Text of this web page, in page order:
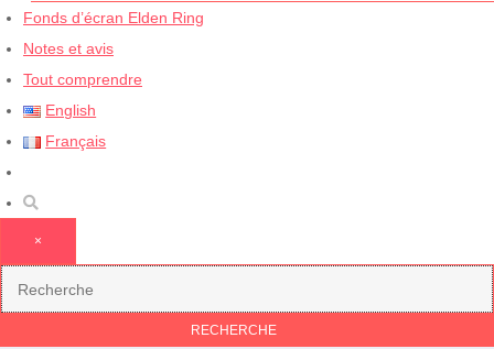
Fonds d’écran Elden Ring
Notes et avis
Tout comprendre
English
Français
×